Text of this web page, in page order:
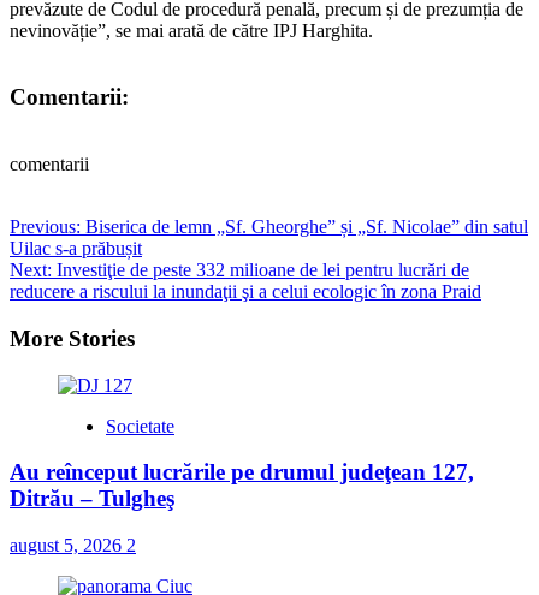
prevăzute de Codul de procedură penală, precum și de prezumția de
nevinovăție”, se mai arată de către IPJ Harghita.
Comentarii:
comentarii
Post
navigation
Previous: Biserica de lemn „Sf. Gheorghe” și „Sf. Nicolae” din satul
Uilac s-a prăbușit
Next: Investiţie de peste 332 milioane de lei pentru lucrări de
reducere a riscului la inundaţii şi a celui ecologic în zona Praid
More Stories
Societate
Au reînceput lucrările pe drumul judeţean 127,
Ditrău – Tulgheş
august 5, 2026 2